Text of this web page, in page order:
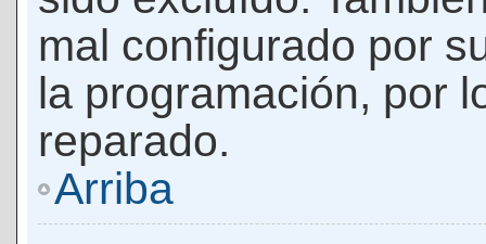
mal configurado por
la programación, por
reparado.
Arriba